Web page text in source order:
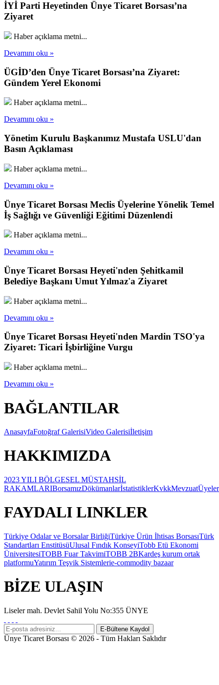
İYİ Parti Heyetinden Ünye Ticaret Borsası’na
Ziyaret
Haber açıklama metni...
Devamını oku »
ÜGİD’den Ünye Ticaret Borsası’na Ziyaret:
Gündem Yerel Ekonomi
Haber açıklama metni...
Devamını oku »
Yönetim Kurulu Başkanımız Mustafa USLU'dan
Basın Açıklaması
Haber açıklama metni...
Devamını oku »
Ünye Ticaret Borsası Meclis Üyelerine Yönelik Temel
İş Sağlığı ve Güvenliği Eğitimi Düzenlendi
Haber açıklama metni...
Devamını oku »
Ünye Ticaret Borsası Heyeti'nden Şehitkamil
Belediye Başkanı Umut Yılmaz'a Ziyaret
Haber açıklama metni...
Devamını oku »
Ünye Ticaret Borsası Heyeti'nden Mardin TSO'ya
Ziyaret: Ticari İşbirliğine Vurgu
Haber açıklama metni...
Devamını oku »
BAĞLANTILAR
AnasayfaFotoğraf GalerisiVideo Galerisiİletişim
HAKKIMIZDA
2023 YILI BÖLGESEL MÜSTAHSİL
RAKAMLARIBorsamızDökümanlarİstatistiklerKvkkMevzuatÜyeler
FAYDALI LINKLER
Türkiye Odalar ve Borsalar BirliğiTürkiye Ürün İhtisas BorsasıTürk
Standartları EnstitüsüUlusal Fındık KonseyiTobb Etü Ekonomi
ÜniversitesiTOBB Fuar TakvimiTOBB 2BKardeş kurum ortak
platformuYatırım Teşvik Sistemlerie-commodity bazaar
BİZE ULAŞIN
Liseler mah. Devlet Sahil Yolu No:355 ÜNYE
Ünye Ticaret Borsası © 2026 - Tüm Hakları Saklıdır